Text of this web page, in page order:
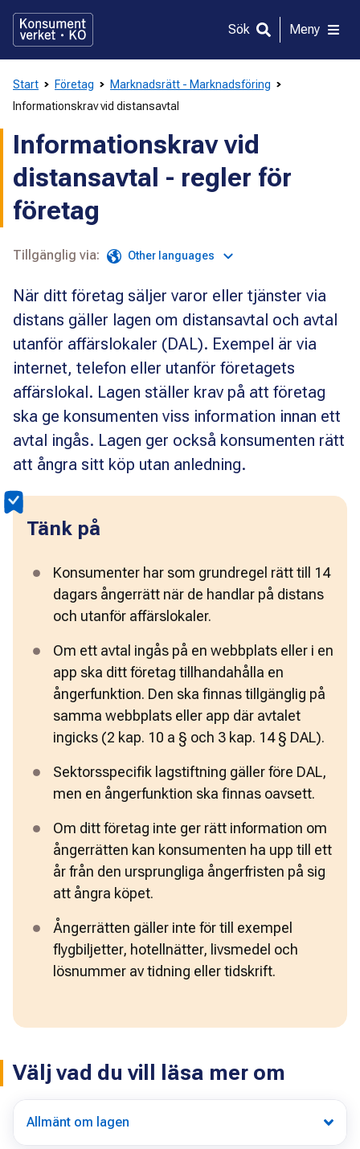
direkt
innehållet
Sök Meny
Start Företag
Marknadsrätt - Marknadsföring
Informationskrav vid distansavtal
Informationskrav vid
distansavtal - regler för
företag
Tillgänglig via: Other languages
När ditt företag säljer varor eller tjänster via
distans gäller lagen om distansavtal och avtal
utanför affärslokaler (DAL). Exempel är via
internet, telefon eller utanför företagets
affärslokal. Lagen ställer krav på att företag
ska ge konsumenten viss information innan ett
avtal ingås. Lagen ger också konsumenten rätt
att ångra sitt köp utan anledning.
Tänk på
Konsumenter har som grundregel rätt till 14
dagars ångerrätt när de handlar på distans
och utanför affärslokaler.
Om ett avtal ingås på en webbplats eller i en
app ska ditt företag tillhandahålla en
ångerfunktion. Den ska finnas tillgänglig på
samma webbplats eller app där avtalet
ingicks (2 kap. 10 a § och 3 kap. 14 § DAL).
Sektorsspecifik lagstiftning gäller före DAL,
men en ångerfunktion ska finnas oavsett.
Om ditt företag inte ger rätt information om
ångerrätten kan konsumenten ha upp till ett
år från den ursprungliga ångerfristen på sig
att ångra köpet.
Ångerrätten gäller inte för till exempel
flygbiljetter, hotellnätter, livsmedel och
lösnummer av tidning eller tidskrift.
Välj vad du vill läsa mer om
Allmänt om lagen